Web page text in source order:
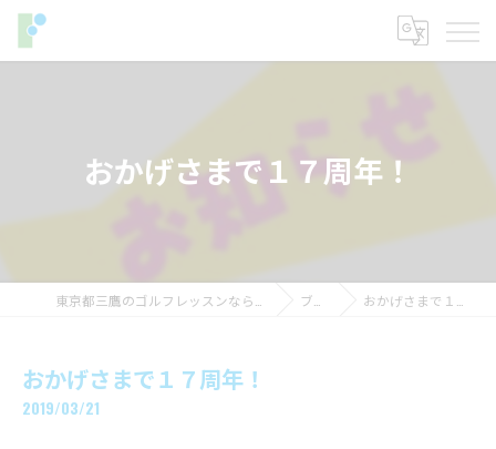
おかげさまで１７周年！
ブログ おかげさまで１７周年！
おかげさまで１７周年！
2019/03/21